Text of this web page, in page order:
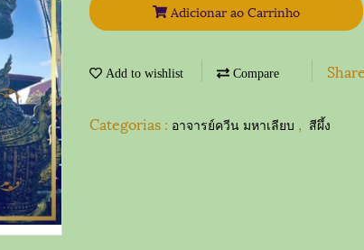
Adicionar ao Carrinho
Add to wishlist Compare
Categorias : อาจารย์ควีน มหาเลียบ , สีผึ้ง